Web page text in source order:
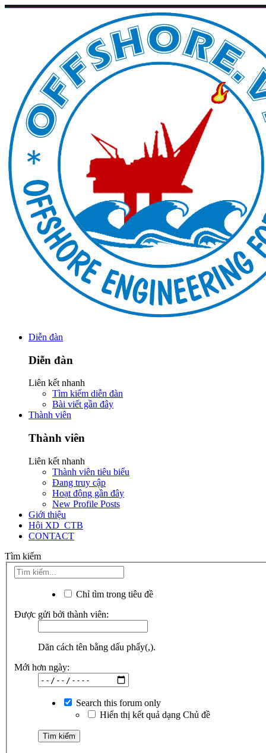
Diễn đàn
Diễn đàn
Liên kết nhanh
Tìm kiếm diễn đàn
Bài viết gần đây
Thành viên
Thành viên
Liên kết nhanh
Thành viên tiêu biểu
Đang truy cập
Hoạt động gần đây
New Profile Posts
Giới thiệu
Hội XD_CTB
CONTACT
Tìm kiếm
Chỉ tìm trong tiêu đề
Được gửi bởi thành viên:
Dãn cách tên bằng dấu phẩy(,).
Mới hơn ngày:
Search this forum only
Hiển thị kết quả dạng Chủ đề